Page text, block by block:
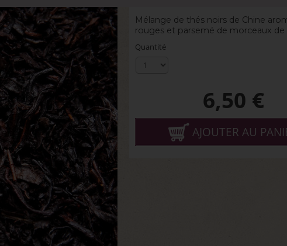
Mélange de thés noirs de Chine
rouges et parsemé de morceaux de
Quantité
6,50 €
AJOUTER AU